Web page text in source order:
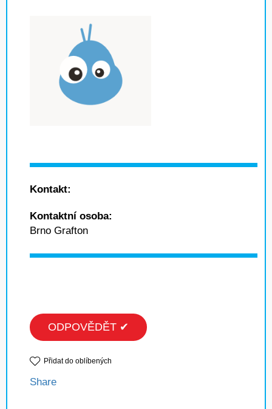
Kontakt:
Kontaktní osoba:
Brno Grafton
ODPOVĚDĚT ✔
Přidat do oblíbených
Share